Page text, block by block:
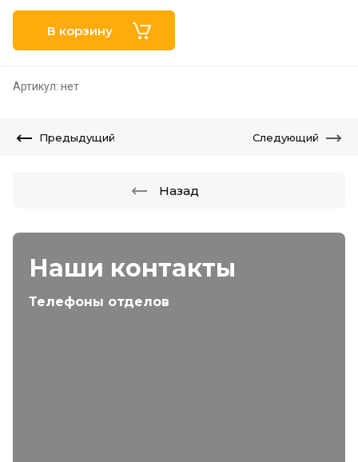
Наши контакты
Телефоны отделов
В корзину
Артикул: нет
Предыдущий Следующий
Назад